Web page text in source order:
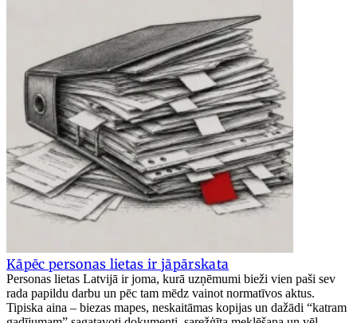
Kāpēc personas lietas ir jāpārskata
Personas lietas Latvijā ir joma, kurā uzņēmumi bieži vien paši sev
rada papildu darbu un pēc tam mēdz vainot normatīvos aktus.
Tipiska aina – biezas mapes, neskaitāmas kopijas un dažādi “katram